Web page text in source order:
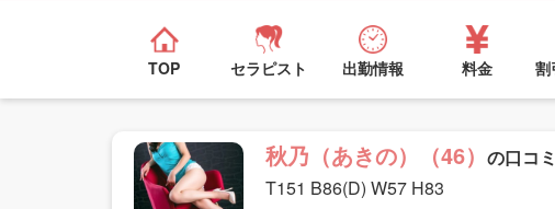
TOP セラピスト 出勤情報 料金 割
秋乃（あきの）（46） の口コミ
T151 B86(D) W57 H83